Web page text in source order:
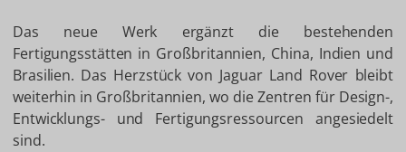
Das neue Werk ergänzt die bestehenden
Fertigungsstätten in Großbritannien, China, Indien und
Brasilien. Das Herzstück von Jaguar Land Rover bleibt
weiterhin in Großbritannien, wo die Zentren für Design-,
Entwicklungs- und Fertigungsressourcen angesiedelt
sind.